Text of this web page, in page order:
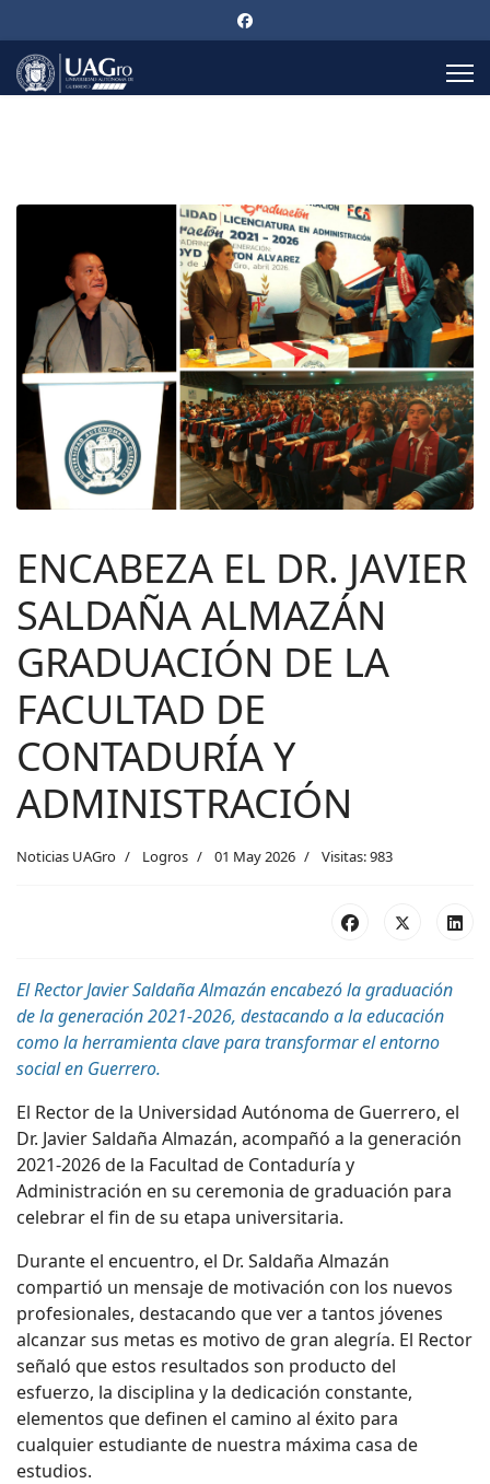
ENCABEZA EL DR. JAVIER
SALDAÑA ALMAZÁN
GRADUACIÓN DE LA
FACULTAD DE
CONTADURÍA Y
ADMINISTRACIÓN
Noticias UAGro Logros 01 May 2026 Visitas: 983
El Rector Javier Saldaña Almazán encabezó la graduación
de la generación 2021-2026, destacando a la educación
como la herramienta clave para transformar el entorno
social en Guerrero.
El Rector de la Universidad Autónoma de Guerrero, el
Dr. Javier Saldaña Almazán, acompañó a la generación
2021-2026 de la Facultad de Contaduría y
Administración en su ceremonia de graduación para
celebrar el fin de su etapa universitaria.
Durante el encuentro, el Dr. Saldaña Almazán
compartió un mensaje de motivación con los nuevos
profesionales, destacando que ver a tantos jóvenes
alcanzar sus metas es motivo de gran alegría. El Rector
señaló que estos resultados son producto del
esfuerzo, la disciplina y la dedicación constante,
elementos que definen el camino al éxito para
cualquier estudiante de nuestra máxima casa de
estudios.